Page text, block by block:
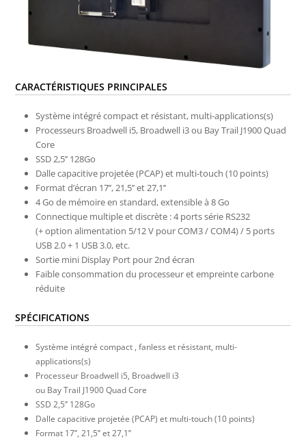
CARACTÉRISTIQUES PRINCIPALES
Système intégré compact et résistant, multi-applications(s)
Processeurs Broadwell i5, Broadwell i3 ou Bay Trail J1900 Quad
Core
SSD 2,5’’ 128Go
Dalle capacitive projetée (PCAP) et multi-touch (10 points)
Format d’écran 17’’, 21,5’’ et 27,1’’
4 Go de mémoire en standard, extensible à 8 Go
Connectique multiple et discrète : 4 ports série RS232
(+ option alimentation 5/12 V pour COM3 / COM4) / 5 ports
USB 2.0 + 1 USB 3.0, etc.
Sortie mini Display Port pour 2nd écran
Faible consommation du processeur et empreinte carbone
réduite
SPÉCIFICATIONS
Système intégré compact , fanless et résistant, multi-
applications(s)
Processeur Broadwell i5, Broadwell i3
ou Bay Trail J1900 Quad Core
SSD 2,5’’ 128Go
Dalle capacitive projetée (PCAP) et multi-touch (10 points)
Format 17’’, 21,5’’ et 27,1’’